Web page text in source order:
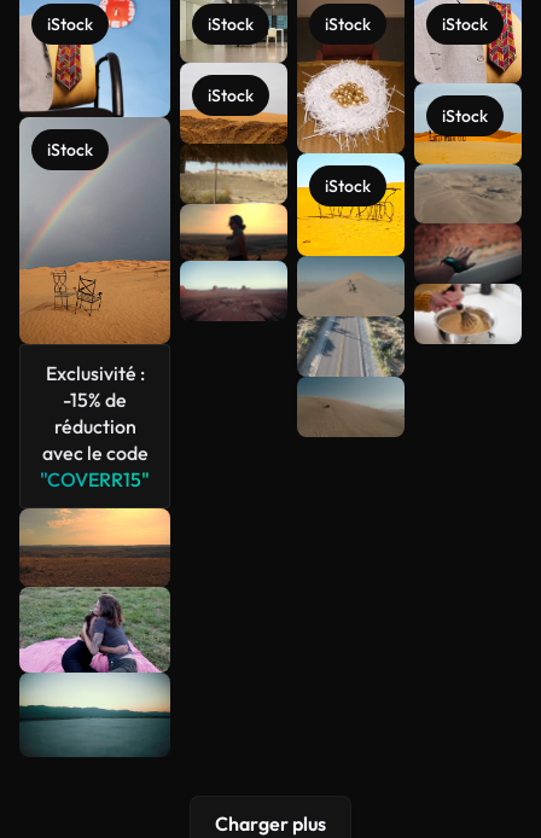
iStock
iStock
Exclusivité :
-15% de
réduction
avec le code
"COVERR15"
iStock
iStock
iStock
iStock
iStock
iStock
Voir plus
Charger plus